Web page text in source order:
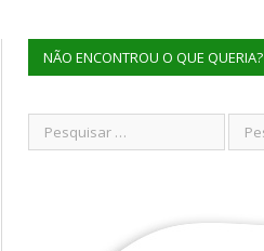
NÃO ENCONTROU O QUE QUERIA?